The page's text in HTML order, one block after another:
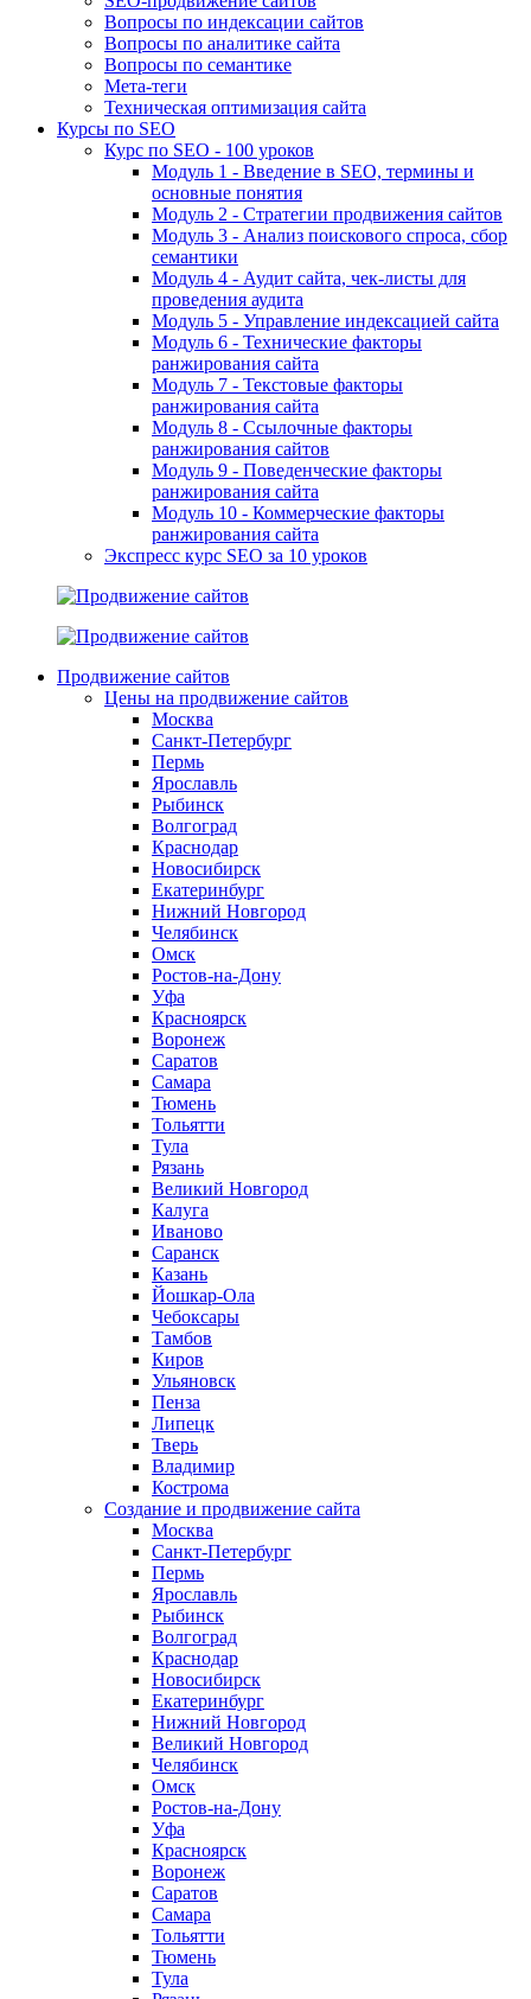
Вопросы по индексации сайтов
Вопросы по аналитике сайта
Вопросы по семантике
Мета-теги
Техническая оптимизация сайта
Курсы по SEO
Курс по SEO - 100 уроков
Модуль 1 - Введение в SEO, термины и
основные понятия
Модуль 2 - Стратегии продвижения сайтов
Модуль 3 - Анализ поискового спроса, сбор
семантики
Модуль 4 - Аудит сайта, чек-листы для
проведения аудита
Модуль 5 - Управление индексацией сайта
Модуль 6 - Технические факторы
ранжирования сайта
Модуль 7 - Текстовые факторы
ранжирования сайта
Модуль 8 - Ссылочные факторы
ранжирования сайтов
Модуль 9 - Поведенческие факторы
ранжирования сайта
Модуль 10 - Коммерческие факторы
ранжирования сайта
Экспресс курс SEO за 10 уроков
Продвижение сайтов
Цены на продвижение сайтов
Москва
Санкт-Петербург
Пермь
Ярославль
Рыбинск
Волгоград
Краснодар
Новосибирск
Екатеринбург
Нижний Новгород
Челябинск
Омск
Ростов-на-Дону
Уфа
Красноярск
Воронеж
Саратов
Самара
Тюмень
Тольятти
Тула
Рязань
Великий Новгород
Калуга
Иваново
Саранск
Казань
Йошкар-Ола
Чебоксары
Тамбов
Киров
Ульяновск
Пенза
Липецк
Тверь
Владимир
Кострома
Создание и продвижение сайта
Москва
Санкт-Петербург
Пермь
Ярославль
Рыбинск
Волгоград
Краснодар
Новосибирск
Екатеринбург
Нижний Новгород
Великий Новгород
Челябинск
Омск
Ростов-на-Дону
Уфа
Красноярск
Воронеж
Саратов
Самара
Тольятти
Тюмень
Тула